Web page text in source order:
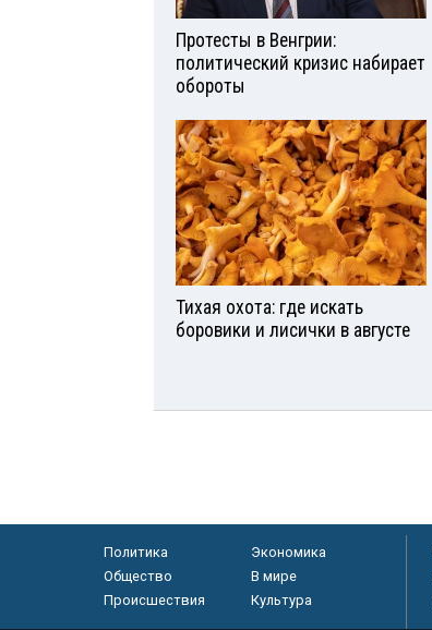
Протесты в Венгрии:
политический кризис набирает
обороты
Тихая охота: где искать
боровики и лисички в августе
Политика
Экономика
Общество
В мире
Происшествия
Культура